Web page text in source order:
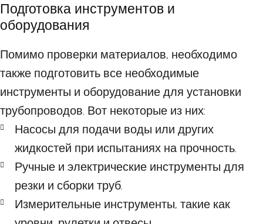
Подготовка инструментов и
оборудования
Помимо проверки материалов, необходимо
также подготовить все необходимые
инструменты и оборудование для установки
трубопроводов. Вот некоторые из них:
Насосы для подачи воды или других
жидкостей при испытаниях на прочность.
Ручные и электрические инструменты для
резки и сборки труб.
Измерительные инструменты, такие как